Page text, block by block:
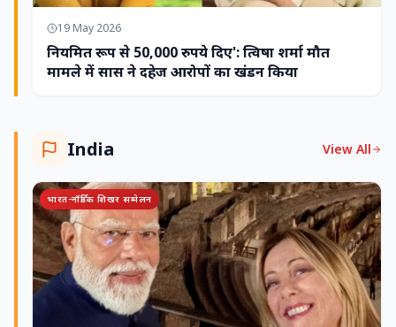
19 May 2026
नियमित रूप से 50,000 रुपये दिए': त्विषा शर्मा मौत
मामले में सास ने दहेज आरोपों का खंडन किया
India View All
भारत-नॉर्डिक शिखर सम्मेलन